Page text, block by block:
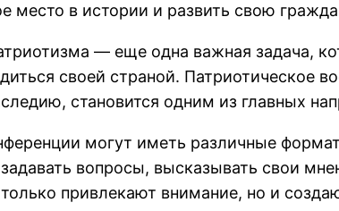
место в истории и развить свою
— еще одна важная задача,
своей страной. Патриотическое
становится одним из главных
могут иметь различные
вопросы, высказывать свои
привлекают внимание, но и